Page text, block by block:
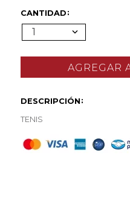
CANTIDAD
1
DESCRIPCIÓN
TENIS